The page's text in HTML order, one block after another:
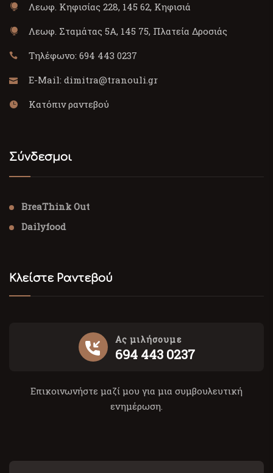
Λεωφ. Κηφισίας 228, 145 62, Κηφισιά
Λεωφ. Σταμάτας 5Α, 145 75, Πλατεία Δροσιάς
Τηλέφωνο: 694 443 0237
E-Mail: dimitra@tranouli.gr
Κατόπιν ραντεβού
Σύνδεσμοι
BreaThink Out
Dailyfood
Κλείστε Ραντεβού
Ας μιλήσουμε
694 443 0237
Επικοινωνήστε μαζί μου για μια συμβουλευτική
ενημέρωση.